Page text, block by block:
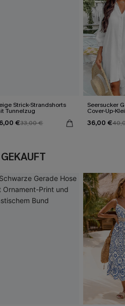
Strick-Strandshorts
Tunnelzug
€33,00 €
Seersucker
Cover-Up-
36,00 €